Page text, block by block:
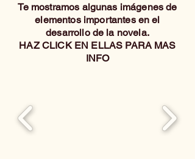
Te mostramos algunas imágenes de
elementos importantes en el
desarrollo de la novela.
HAZ CLICK EN ELLAS PARA MAS
INFO